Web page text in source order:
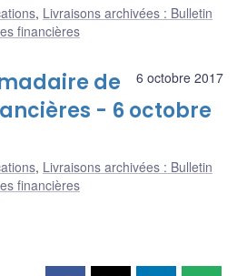
, Livraisons archivées : Bulletin
financières
6 octobre 2017
de
- 6 octobre
, Livraisons archivées : Bulletin
financières